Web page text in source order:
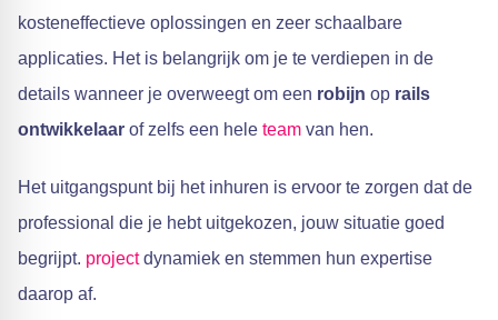
kosteneffectieve oplossingen en zeer schaalbare
applicaties. Het is belangrijk om je te verdiepen in de
details wanneer je overweegt om een robijn op rails
ontwikkelaar of zelfs een hele team van hen.
Het uitgangspunt bij het inhuren is ervoor te zorgen dat de
professional die je hebt uitgekozen, jouw situatie goed
begrijpt. projectdynamiek en stemmen hun expertise
daarop af.